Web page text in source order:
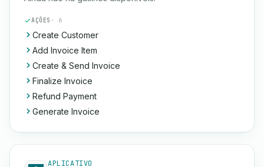
AÇÕES · 6
Create Customer
Add Invoice Item
Create & Send Invoice
Finalize Invoice
Refund Payment
Generate Invoice
APLICATIVO